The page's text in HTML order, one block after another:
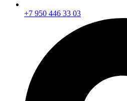
+7 950 446 33 03